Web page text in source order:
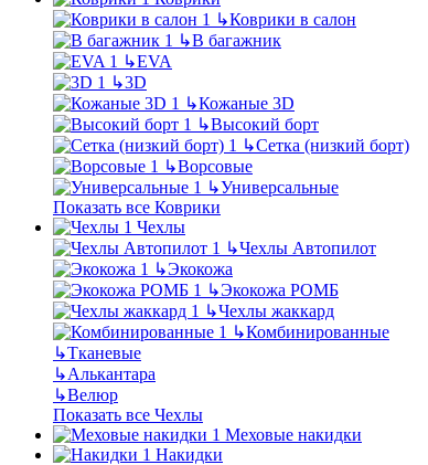
↳Коврики в салон
↳В багажник
↳EVA
↳3D
↳Кожаные 3D
↳Высокий борт
↳Сетка (низкий борт)
↳Ворсовые
↳Универсальные
Показать все Коврики
Чехлы
↳Чехлы Автопилот
↳Экокожа
↳Экокожа РОМБ
↳Чехлы жаккард
↳Комбинированные
↳Тканевые
↳Алькантара
↳Велюр
Показать все Чехлы
Меховые накидки
Накидки